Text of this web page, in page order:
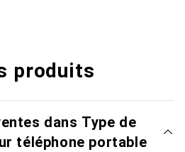
produits
dans Type de
téléphone portable